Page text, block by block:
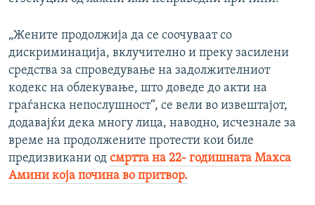
„Жените продолжија да се соочуваат со
дискриминација, вклучително и преку засилени
средства за спроведување на задолжителниот
кодекс на облекување, што доведе до акти на
граѓанска непослушност“, се вели во извештајот,
додавајќи дека многу лица, наводно, исчезнале за
време на продолжените протести кои биле
предизвикани од смртта на 22- годишната Махса
Амини која почина во притвор.